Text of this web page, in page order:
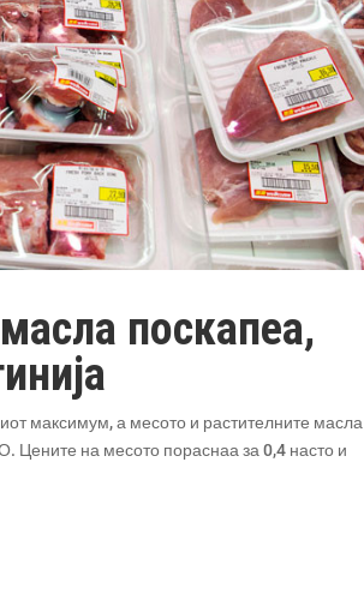
поскапеа,
максимум, а месото и растителните масла
Цените на месото пораснаа за 0,4 насто и